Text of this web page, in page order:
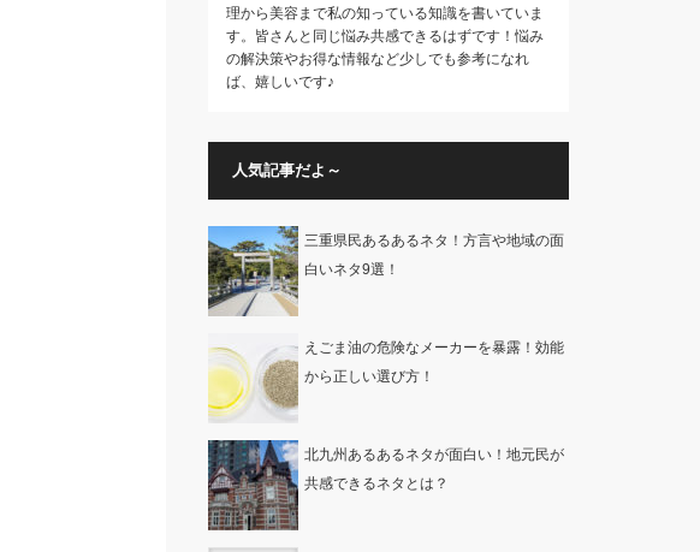
理から美容まで私の知っている知識を書いていま
す。皆さんと同じ悩み共感できるはずです！悩み
の解決策やお得な情報など少しでも参考になれ
ば、嬉しいです♪
人気記事だよ～
三重県民あるあるネタ！方言や地域の面
白いネタ9選！
えごま油の危険なメーカーを暴露！効能
から正しい選び方！
北九州あるあるネタが面白い！地元民が
共感できるネタとは？